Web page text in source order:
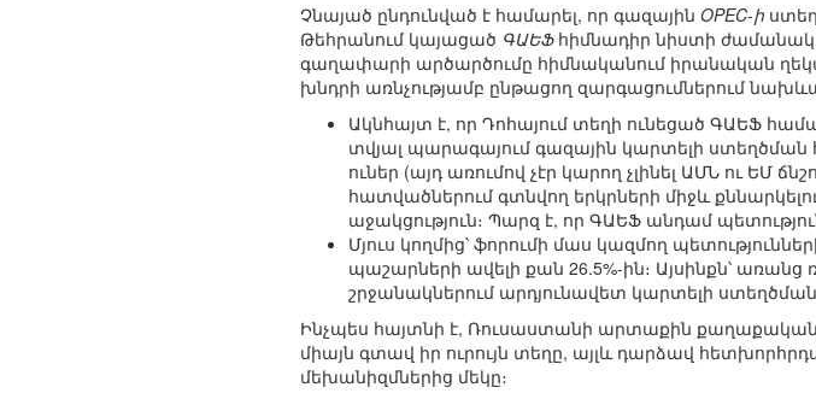
Չնայած ընդունված է համարել, որ գազային OPEC-ի
Թեհրանում կայացած ԳԱԵՖհիմնադիր նիստի
գաղափարի արծարծումը հիմնականում իրանական
խնդրի առնչությամբ ընթացող զարգացումներում
Ակնհայտ է, որ Դոհայում տեղի ունեցած ԳԱԵՖ
տվյալ պարագայում գազային կարտելի
ուներ (այդ առումով չէր կարող չլինել ԱՄՆ ու
հատվածներում գտնվող երկրների միջև
աջակցություն։ Պարզ է, որ ԳԱԵՖ անդամ
Մյուս կողմից՝ ֆորումի մաս կազմող
պաշարների ավելի քան 26.5%-ին։ Այսինքն՝
շրջանակներում արդյունավետ կարտելի
Ինչպես հայտնի է, Ռուսաստանի արտաքին
միայն գտավ իր ուրույն տեղը, այլև դարձավ
մեխանիզմներից մեկը։